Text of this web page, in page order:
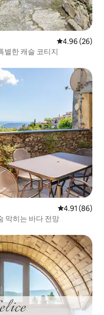
평점 4.96점(5
4.96 (26)
별한 캐슬 코티지
평점 4.91점(5
4.91 (86)
막히는 바다 전망